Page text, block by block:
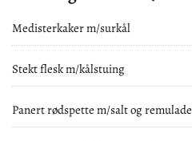
Medisterkaker m/surkål
Stekt flesk m/kålstuing
Panert rødspette m/salt og remulade